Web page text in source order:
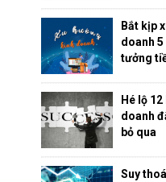
Bắt kịp
doanh 5
tưởng
Hé lộ
doanh
bỏ qua
Suy